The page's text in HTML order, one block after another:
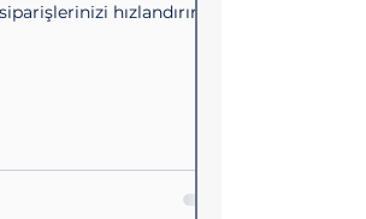
hızlandırın.